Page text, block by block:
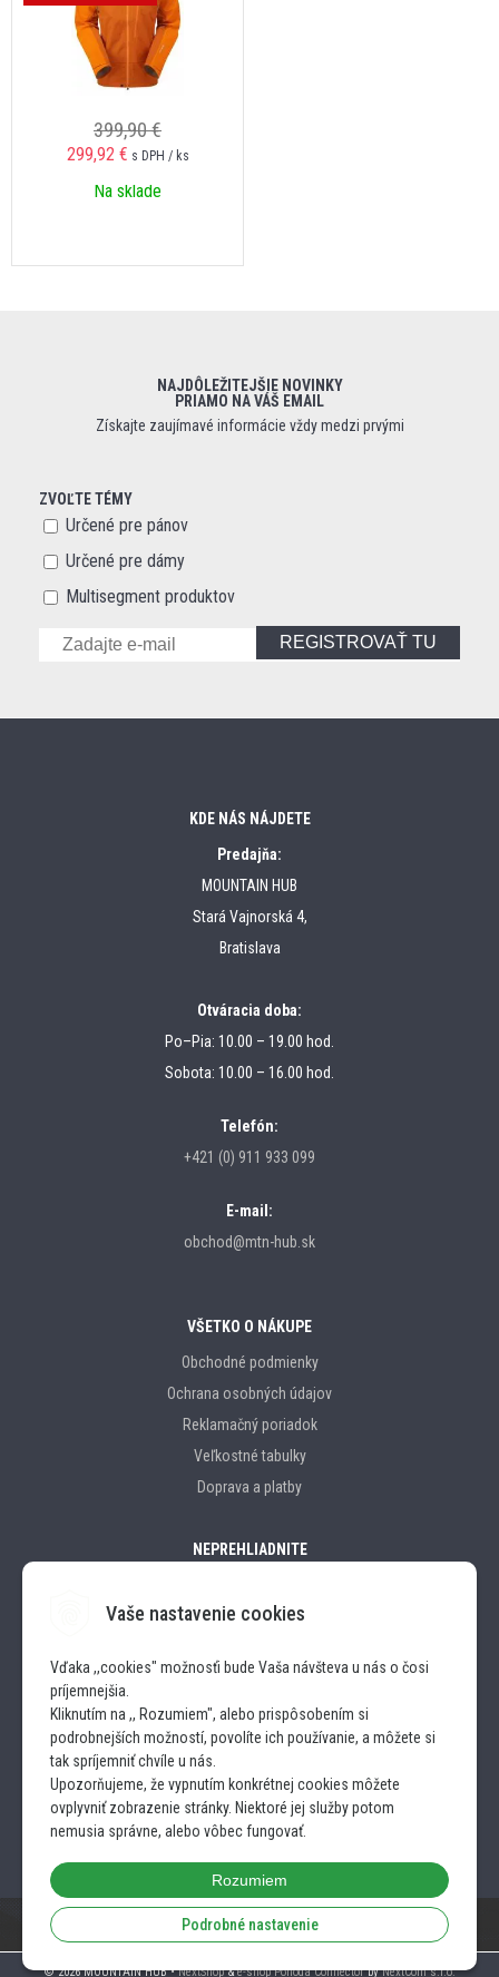
Vaše nastavenie cookies
Vďaka ,,cookies" možnosťi bude Vaša návšteva u nás o čosi
príjemnejšia.
Kliknutím na ,, Rozumiem", alebo prispôsobením si
podrobnejších možností, povolíte ich používanie, a môžete si
tak spríjemniť chvíle u nás.
Upozorňujeme, že vypnutím konkrétnej cookies môžete
ovplyvniť zobrazenie stránky. Niektoré jej služby potom
nemusia správne, alebo vôbec fungovať.
Rozumiem
Podrobné nastavenie
399,90 €
299,92 € s DPH / ks
Na sklade
NAJDÔLEŽITEJŠIE NOVINKY
PRIAMO NA VÁŠ EMAIL
Získajte zaujímavé informácie vždy medzi prvými
ZVOĽTE TÉMY
Určené pre pánov
Určené pre dámy
Multisegment produktov
REGISTROVAŤ TU
KDE NÁS NÁJDETE
Predajňa:
MOUNTAIN HUB
Stará Vajnorská 4,
Bratislava
Otváracia doba:
Po–Pia: 10.00 – 19.00 hod.
Sobota: 10.00 – 16.00 hod.
Telefón:
+421 (0) 911 933 099
E-mail:
obchod@mtn-hub.sk
VŠETKO O NÁKUPE
Obchodné podmienky
Ochrana osobných údajov
Reklamačný poriadok
Veľkostné tabulky
Doprava a platby
NEPREHLIADNITE
INSTAGRAM
FACEBOOK
© 2026 MOUNTAIN HUB •NextShop&e-shop Pohoda ConnectorbyNextCom s.r.o.